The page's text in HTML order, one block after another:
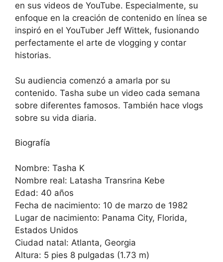
en sus videos de YouTube. Especialmente, su
enfoque en la creación de contenido en línea se
inspiró en el YouTuber Jeff Wittek, fusionando
perfectamente el arte de vlogging y contar
historias.
Su audiencia comenzó a amarla por su
contenido. Tasha sube un video cada semana
sobre diferentes famosos. También hace vlogs
sobre su vida diaria.
Biografía
Nombre: Tasha K
Nombre real: Latasha Transrina Kebe
Edad: 40 años
Fecha de nacimiento: 10 de marzo de 1982
Lugar de nacimiento: Panama City, Florida,
Estados Unidos
Ciudad natal: Atlanta, Georgia
Altura: 5 pies 8 pulgadas (1.73 m)